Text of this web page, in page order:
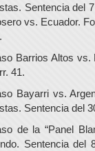
Sentencia del
vs. Ecuador.
Barrios Altos vs.
41.
Bayarri vs.
Sentencia del
de la “Panel
Sentencia del